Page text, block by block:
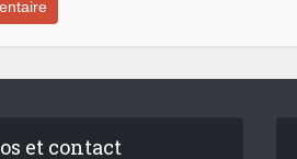
et contact